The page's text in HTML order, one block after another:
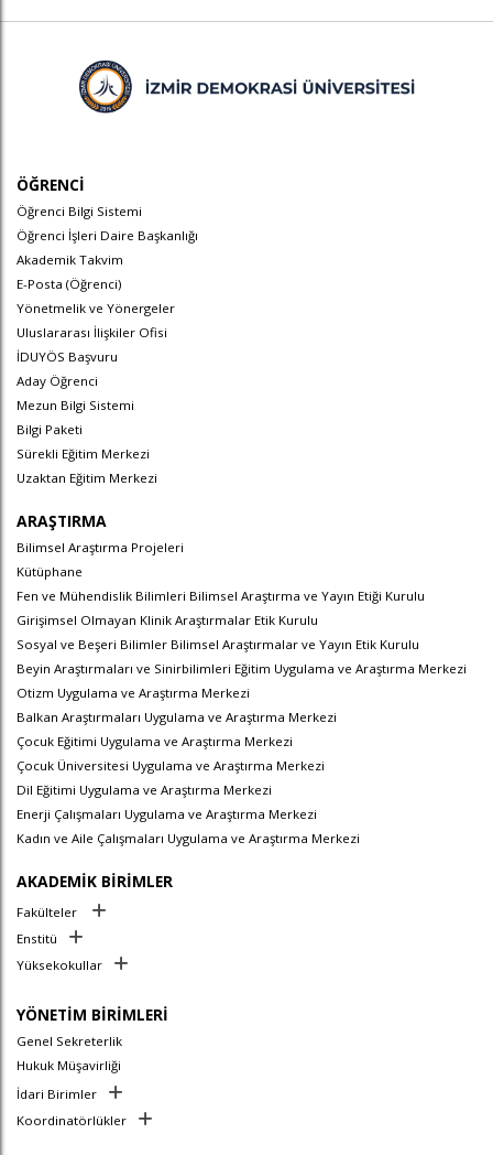
ÖĞRENCİ
Öğrenci Bilgi Sistemi
Öğrenci İşleri Daire Başkanlığı
Akademik Takvim
E-Posta (Öğrenci)
Yönetmelik ve Yönergeler
Uluslararası İlişkiler Ofisi
İDUYÖS Başvuru
Aday Öğrenci
Mezun Bilgi Sistemi
Bilgi Paketi
Sürekli Eğitim Merkezi
Uzaktan Eğitim Merkezi
ARAŞTIRMA
Bilimsel Araştırma Projeleri
Kütüphane
Fen ve Mühendislik Bilimleri Bilimsel Araştırma ve Yayın Etiği Kurulu
Girişimsel Olmayan Klinik Araştırmalar Etik Kurulu
Sosyal ve Beşeri Bilimler Bilimsel Araştırmalar ve Yayın Etik Kurulu
Beyin Araştırmaları ve Sinirbilimleri Eğitim Uygulama ve Araştırma Merkezi
Otizm Uygulama ve Araştırma Merkezi
Balkan Araştırmaları Uygulama ve Araştırma Merkezi
Çocuk Eğitimi Uygulama ve Araştırma Merkezi
Çocuk Üniversitesi Uygulama ve Araştırma Merkezi
Dil Eğitimi Uygulama ve Araştırma Merkezi
Enerji Çalışmaları Uygulama ve Araştırma Merkezi
Kadın ve Aile Çalışmaları Uygulama ve Araştırma Merkezi
AKADEMİK BİRİMLER
Fakülteler
Enstitü
Yüksekokullar
YÖNETİM BİRİMLERİ
Genel Sekreterlik
Hukuk Müşavirliği
İdari Birimler
Koordinatörlükler